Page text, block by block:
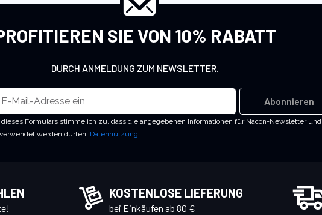
SIE VON 10% RABATT
DURCH ANMELDUNG ZUM NEWSLETTER.
Formulars stimme ich zu, dass die angegebenen Informationen für Nacon-Newsletter und
werden dürfen. Datennutzung
Abonnieren
KOSTENLOSE LIEFERUNG
bei Einkäufen ab 80 €